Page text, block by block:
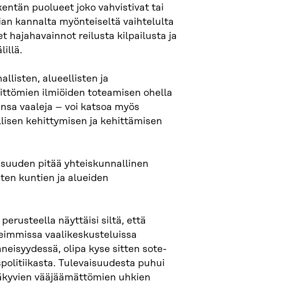
puolueet joko vahvistivat tai
kannalta myönteiseltä vaihtelulta
hajahavainnot reilusta kilpailusta ja
alueellisten ja
ilmiöiden toteamisen ohella
vaaleja – voi katsoa myös
kehittymisen ja kehittämisen
pitää yhteiskunnallinen
kuntien ja alueiden
näyttäisi siltä, että
vaalikeskusteluissa
olipa kyse sitten sote-
Tulevaisuudesta puhui
vääjäämättömien uhkien